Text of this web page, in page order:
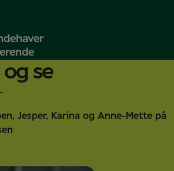
se
Jesper, Karina og Anne-Mette på